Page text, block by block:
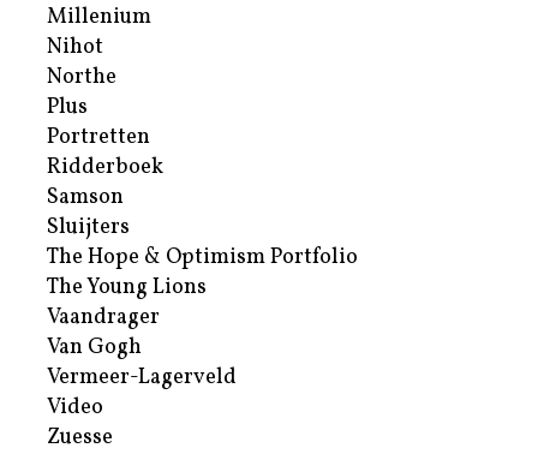
Millenium
Nihot
Northe
Plus
Portretten
Ridderboek
Samson
Sluijters
The Hope & Optimism Portfolio
The Young Lions
Vaandrager
Van Gogh
Vermeer-Lagerveld
Video
Zuesse